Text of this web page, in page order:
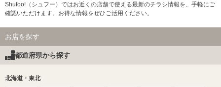
Shufoo!（シュフー）ではお近くの店舗で使える最新のチラシ情報を、手軽にご
確認いただけます。お得な情報をぜひご活用ください。
お店を探す
都道府県から探す
北海道・東北